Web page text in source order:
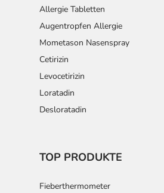
Allergie Tabletten
Augentropfen Allergie
Mometason Nasenspray
Cetirizin
Levocetirizin
Loratadin
Desloratadin
TOP PRODUKTE
Fieberthermometer